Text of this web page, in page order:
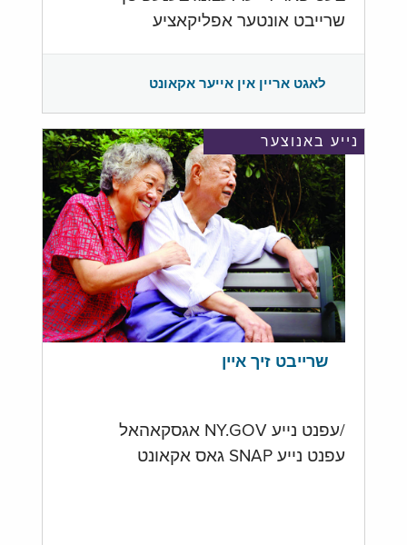
שרייבט אונטער אפליקאציע
לאגט אריין אין אייער אקאונט
נייע באנוצער
שרייבט זיך איין
/עפנט נייע NY.GOV אגסקאהאל
עפנט נייע SNAP גאס אקאונט